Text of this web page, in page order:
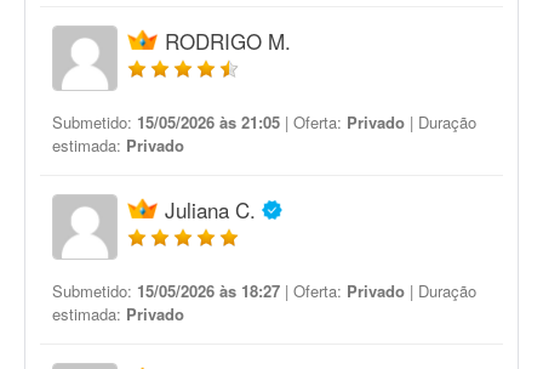
RODRIGO M.
Submetido: 15/05/2026 às 21:05 | Oferta: Privado | Duração
estimada: Privado
Juliana C.
Submetido: 15/05/2026 às 18:27 | Oferta: Privado | Duração
estimada: Privado